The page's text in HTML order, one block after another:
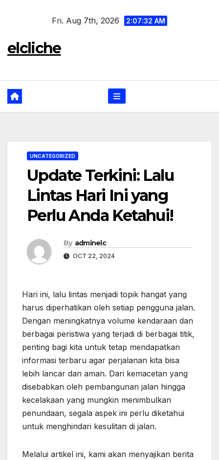
Fri. Aug 7th, 2026 2:07:33 AM
elcliche
UNCATEGORIZED
Update Terkini: Lalu
Lintas Hari Ini yang
Perlu Anda Ketahui!
By adminelc
OCT 22, 2024
Hari ini, lalu lintas menjadi topik hangat yang
harus diperhatikan oleh setiap pengguna jalan.
Dengan meningkatnya volume kendaraan dan
berbagai peristiwa yang terjadi di berbagai titik,
penting bagi kita untuk tetap mendapatkan
informasi terbaru agar perjalanan kita bisa
lebih lancar dan aman. Dari kemacetan yang
disebabkan oleh pembangunan jalan hingga
kecelakaan yang mungkin menimbulkan
penundaan, segala aspek ini perlu diketahui
untuk menghindari kesulitan di jalan.
Melalui artikel ini, kami akan menyajikan berita